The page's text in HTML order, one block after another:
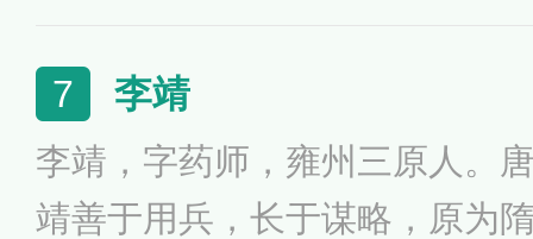
事指挥才能，王翦与白起、李
大名将”，后世尊为琅琊王氏
祖。
7 李靖
李靖，字药师，雍州三原人。
靖善于用兵，长于谋略，原为